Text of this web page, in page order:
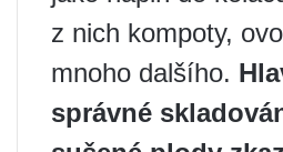
z nich kompoty,
mnoho dalšího.
správné